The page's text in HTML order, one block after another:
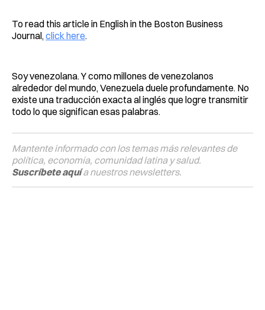
To read this article in English in the Boston Business
Journal, click here.
Soy venezolana. Y como millones de venezolanos
alrededor del mundo, Venezuela duele profundamente. No
existe una traducción exacta al inglés que logre transmitir
todo lo que significan esas palabras.
Mantente informado con los temas más relevantes de
política, economía, comunidad latina y salud.
Suscríbete aquía nuestros newsletters.